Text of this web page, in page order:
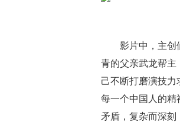
影片中，主创
青的父亲武龙帮主
己不断打磨演技力
每一个中国人的精
矛盾，复杂而深刻